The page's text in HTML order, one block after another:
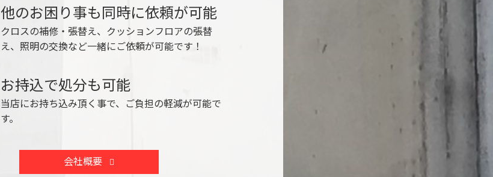
他のお困り事も同時に依頼が可能
クロスの補修・張替え、クッションフロアの張替
え、照明の交換など一緒にご依頼が可能です！
お持込で処分も可能
当店にお持ち込み頂く事で、ご負担の軽減が可能で
す。
会社概要